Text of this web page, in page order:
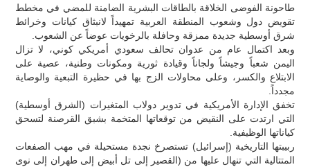
طاحونة الفوضى الخلاقة بالطاقات البشرية الضامنة للمضي في مخطط
تقويض دول وشعوب المنطقة العربية تمهيداً لانبثاق كيانات وخرائط
شرق أوسطية جديدة ممزقة وحافلة بالرخويات عوضاً عن الشعوب.
وبعد اكتمال عام من عدوان تحالف سعودي أمريكي كوني، لا تزال
اليمن شعباً وجيشاً ولجاناً وقيادة ثورية ومكونات وطنية، عصية على
الابتلاع والكسر، وعلى محاولات الزج بها في حظيرة التبعية والوصاية
مجدداً.
تخفق الإدارة الأمريكية في تدوير دولاب المتغيرات (الشرق أوسطية)
التي ارتدت على النقيض من توقعاتها المتخمة بشبق القرصنة لتسحق
كياناتها الوظيفية.
ربيبتها التاريخية (إسرائيل) تستصرخ نجدة مستحيلة في مهب الصفعات
المتتالية التي تنهال عليها من (القصير إلى تل أبيض إلى طهران إلى نوى